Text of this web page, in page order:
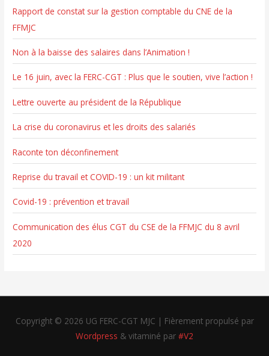
e
r
:
Rapport de constat sur la gestion comptable du CNE de la
FFMJC
Non à la baisse des salaires dans l’Animation !
Le 16 juin, avec la FERC-CGT : Plus que le soutien, vive l’action !
Lettre ouverte au président de la République
La crise du coronavirus et les droits des salariés
Raconte ton déconfinement
Reprise du travail et COVID-19 : un kit militant
Covid-19 : prévention et travail
Communication des élus CGT du CSE de la FFMJC du 8 avril
2020
Copyright © 2026 UG FERC-CGT MJC | Fièrement propulsé par
Wordpress & vitaminé par #V2